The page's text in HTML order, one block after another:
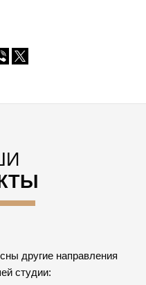
другие направления
студии: